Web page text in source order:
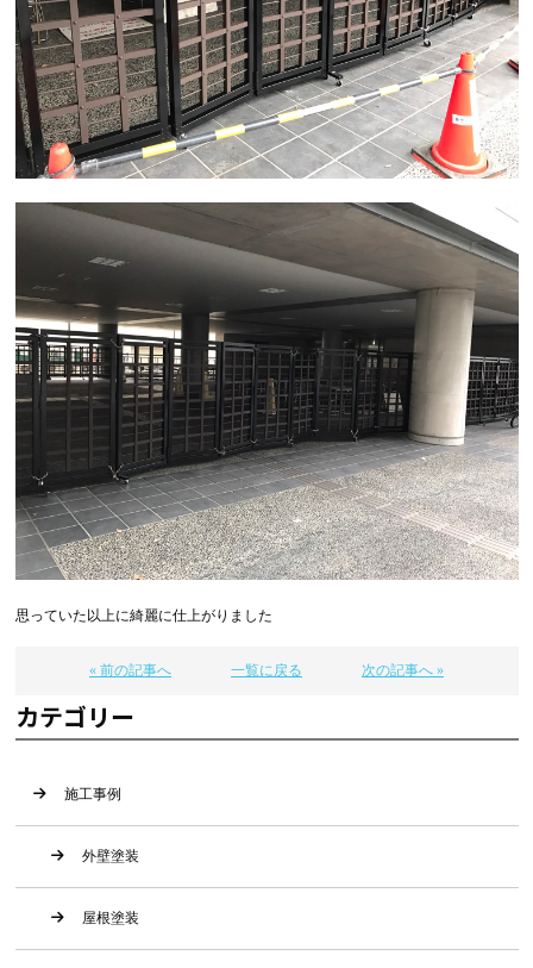
思っていた以上に綺麗に仕上がりました
« 前の記事へ 一覧に戻る 次の記事へ »
カテゴリー
施工事例
外壁塗装
屋根塗装